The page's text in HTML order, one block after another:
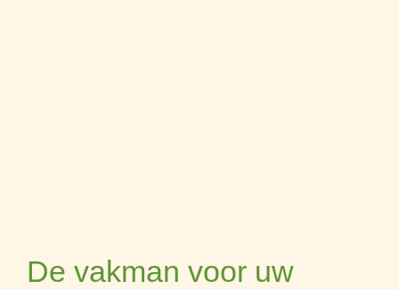
De vakman voor uw